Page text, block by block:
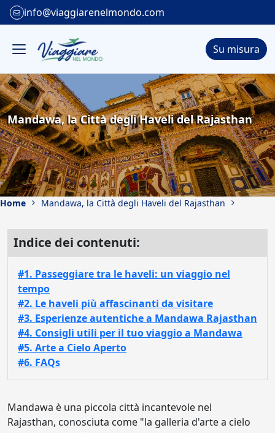
info@viaggiarenelmondo.com
Su misura
Mandawa, la Città degli Haveli del Rajasthan
Home Mandawa, la Città degli Haveli del Rajasthan
Indice dei contenuti:
#1. Passeggiare tra le haveli: un viaggio nel
tempo
#2. Le haveli più affascinanti da visitare
#3. Esperienze autentiche a Mandawa Rajasthan
#4. Consigli utili per il tuo viaggio a Mandawa
#5. Arte a Cielo Aperto
#6. FAQs
Mandawa è una piccola città incantevole nel
Rajasthan, conosciuta come "la galleria d'arte a cielo